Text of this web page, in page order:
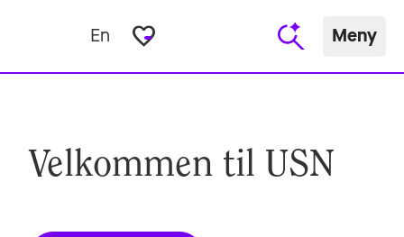
En favorite_border Meny
Velkommen til USN